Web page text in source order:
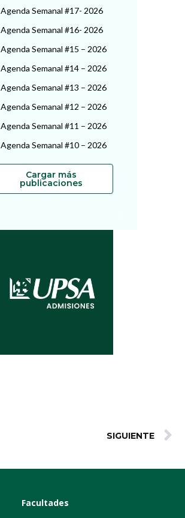
Agenda Semanal #17- 2026
Agenda Semanal #16- 2026
Agenda Semanal #15 – 2026
Agenda Semanal #14 – 2026
Agenda Semanal #13 – 2026
Agenda Semanal #12 – 2026
Agenda Semanal #11 – 2026
Agenda Semanal #10 – 2026
Cargar más
publicaciones
SIGUIENTE
Facultades